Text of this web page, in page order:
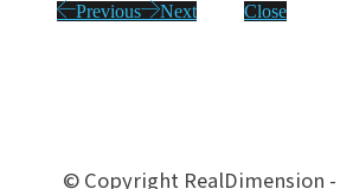
Previous Next Close
© Copyright RealDimension -